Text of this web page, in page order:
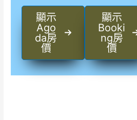
顯示
Ago
da房
價
顯示
Booki
ng房
價